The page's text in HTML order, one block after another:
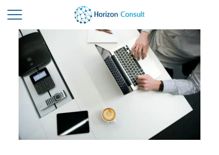
SOLUTIONS
SERVICES
A PROPOS